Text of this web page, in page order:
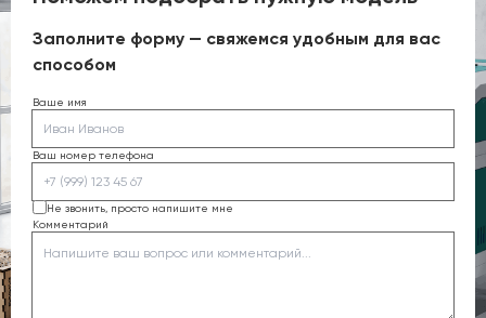
Заполните форму — свяжемся удобным для вас
способом
Ваше имя
Ваш номер телефона
Не звонить, просто напишите мне
Комментарий